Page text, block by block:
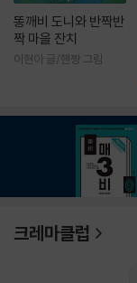
똥깨비 도니와 반짝반
짝 마을 잔치
이현아 글/핸짱 그림
크레마클럽